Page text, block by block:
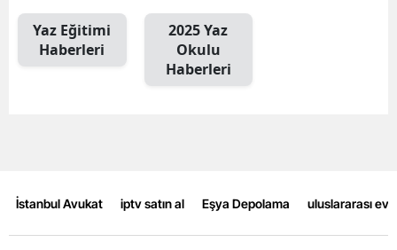
Muğla
Muş
Rize
Yaz Eğitimi
Haberleri
2025 Yaz
Okulu
Haberleri
İstanbul Avukat iptv satın al Eşya Depolama uluslararası